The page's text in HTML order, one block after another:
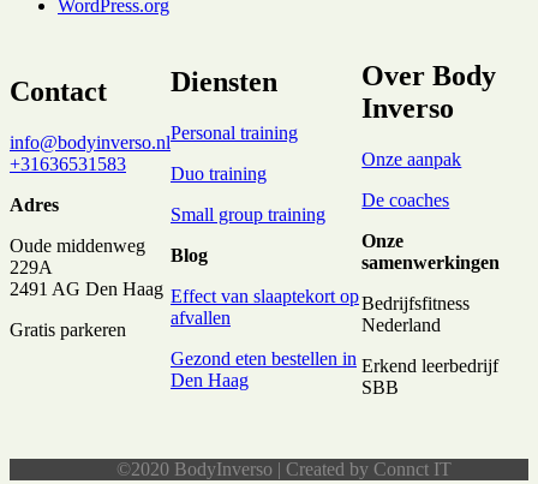
WordPress.org
Contact
info@bodyinverso.nl
+31636531583
Adres
Oude middenweg
229A
2491 AG Den Haag
Gratis parkeren
Diensten
Personal training
Duo training
Small group training
Blog
Effect van slaaptekort op
afvallen
Gezond eten bestellen in
Den Haag
Over Body
Inverso
Onze aanpak
De coaches
Onze
samenwerkingen
Bedrijfsfitness
Nederland
Erkend leerbedrijf
SBB
©2020 BodyInverso | Created by Connct IT